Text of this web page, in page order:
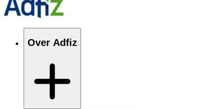
Over Adfiz